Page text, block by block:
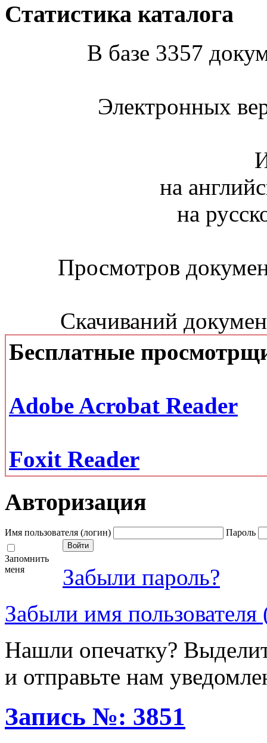
Статистика каталога
В базе 3357
Электронных
на
на
Просмотров
Скачиваний
Бесплатные
Adobe Acrobat Reader
Foxit Reader
Авторизация
Имя пользователя (логин) Пароль
Запомнить
меня
Забыли пароль?
Забыли имя пользователя
Нашли опечатку?
и отправьте нам
Запись №: 3851